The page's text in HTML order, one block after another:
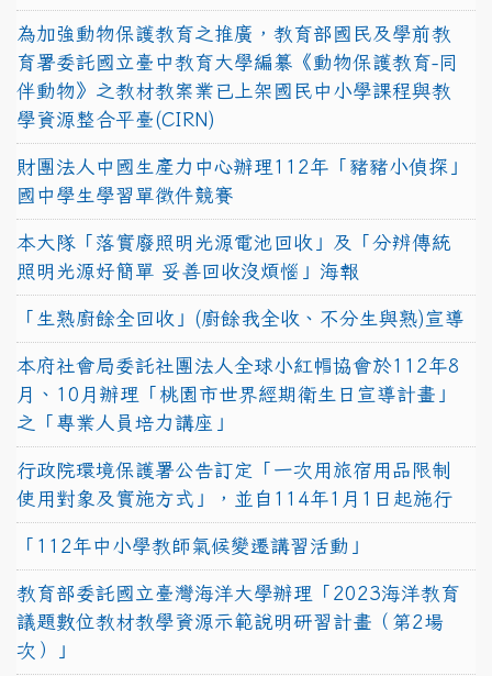
為加強動物保護教育之推廣，教育部國民及學前教
育署委託國立臺中教育大學編纂《動物保護教育-同
伴動物》之教材教案業已上架國民中小學課程與教
學資源整合平臺(CIRN)
財團法人中國生產力中心辦理112年「豬豬小偵探」
國中學生學習單徵件競賽
本大隊「落實廢照明光源電池回收」及「分辨傳統
照明光源好簡單 妥善回收沒煩惱」海報
「生熟廚餘全回收」(廚餘我全收、不分生與熟)宣導
本府社會局委託社團法人全球小紅帽協會於112年8
月、10月辦理「桃園市世界經期衛生日宣導計畫」
之「專業人員培力講座」
行政院環境保護署公告訂定「一次用旅宿用品限制
使用對象及實施方式」，並自114年1月1日起施行
「112年中小學教師氣候變遷講習活動」
教育部委託國立臺灣海洋大學辦理「2023海洋教育
議題數位教材教學資源示範說明研習計畫（第2場
次）」